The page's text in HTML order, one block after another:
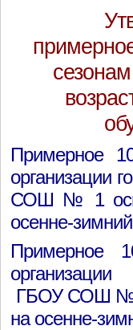
Примерное
организации
СОШ № 1
осенне-
Примерное
ГБОУ СОШ №
на осенне-